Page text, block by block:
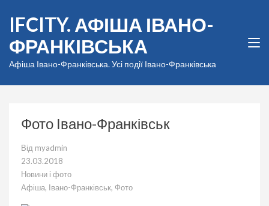
вмісту
(натисніть
Enter)
IFCITY. АФІША ІВАНО-
ФРАНКІВСЬКА
Афіша Івано-Франківська. Усі події Івано-Франківська
Фото Івано-Франківськ
Від myadmin
23.03.2018
Новини і фото
Афіша, Івано-Франківськ, Фото